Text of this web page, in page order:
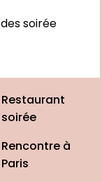
soirée
Restaurant
soirée
Rencontre à
Paris